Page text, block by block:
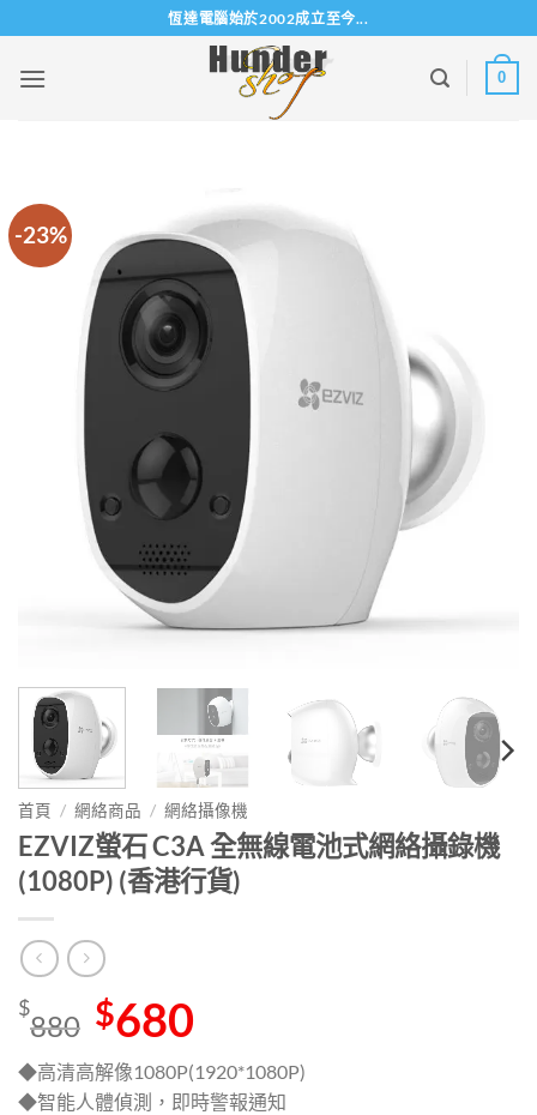
to
content
恆達電腦始於2002成立至今...
0
-23%
首頁 / 網絡商品 / 網絡攝像機
EZVIZ螢石 C3A 全無線電池式網絡攝錄機
(1080P) (香港行貨)
$
880 Original
price
was:
$880.
$680
is:
$680.
◆高清高解像1080P(1920*1080P)
◆智能人體偵測，即時警報通知